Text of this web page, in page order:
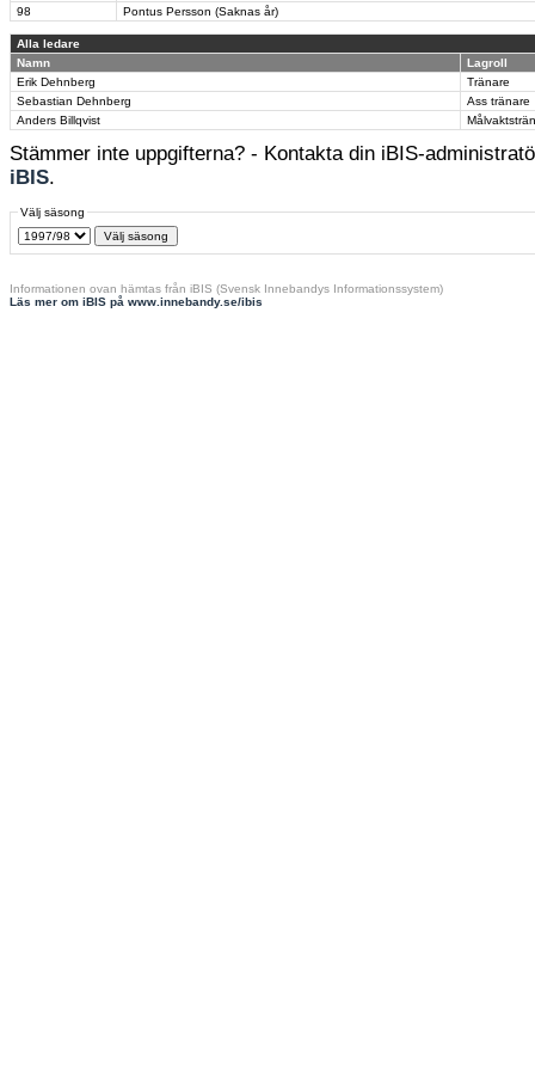
98
Pontus Persson (Saknas år)
Alla ledare
Namn
Lagroll
Erik Dehnberg
Tränare
Sebastian Dehnberg
Ass tränare
Anders Billqvist
Stämmer inte uppgifterna? - Kontakta din iBIS-
iBIS.
Välj säsong
Informationen ovan hämtas från iBIS (Svensk Innebandys Informationssystem)
Läs mer om iBIS på www.innebandy.se/ibis